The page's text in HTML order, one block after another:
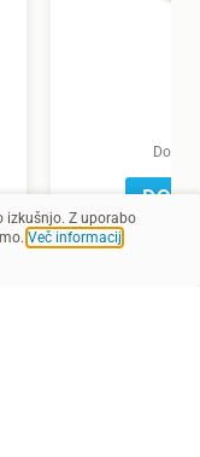
izkušnjo. Z uporabo
Več informacij